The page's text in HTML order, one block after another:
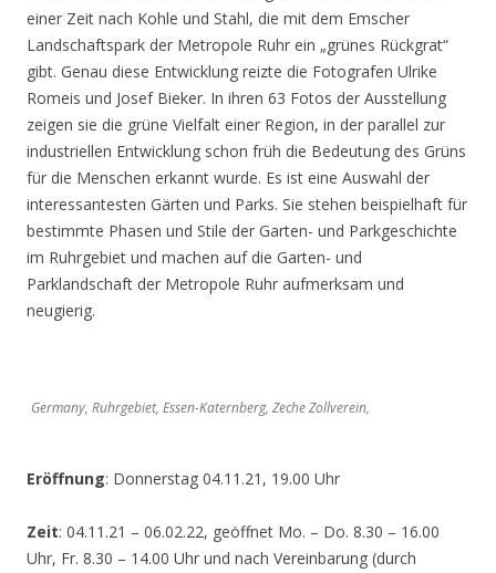
einer Zeit nach Kohle und Stahl, die mit dem Emscher
Landschaftspark der Metropole Ruhr ein „grünes Rückgrat“
gibt. Genau diese Entwicklung reizte die Fotografen Ulrike
Romeis und Josef Bieker. In ihren 63 Fotos der Ausstellung
zeigen sie die grüne Vielfalt einer Region, in der parallel zur
industriellen Entwicklung schon früh die Bedeutung des Grüns
für die Menschen erkannt wurde. Es ist eine Auswahl der
interessantesten Gärten und Parks. Sie stehen beispielhaft für
bestimmte Phasen und Stile der Garten- und Parkgeschichte
im Ruhrgebiet und machen auf die Garten- und
Parklandschaft der Metropole Ruhr aufmerksam und
neugierig.
Germany, Ruhrgebiet, Essen-Katernberg, Zeche Zollverein,
Eröffnung: Donnerstag 04.11.21, 19.00 Uhr
Zeit: 04.11.21 – 06.02.22, geöffnet Mo. – Do. 8.30 – 16.00
Uhr, Fr. 8.30 – 14.00 Uhr und nach Vereinbarung (durch